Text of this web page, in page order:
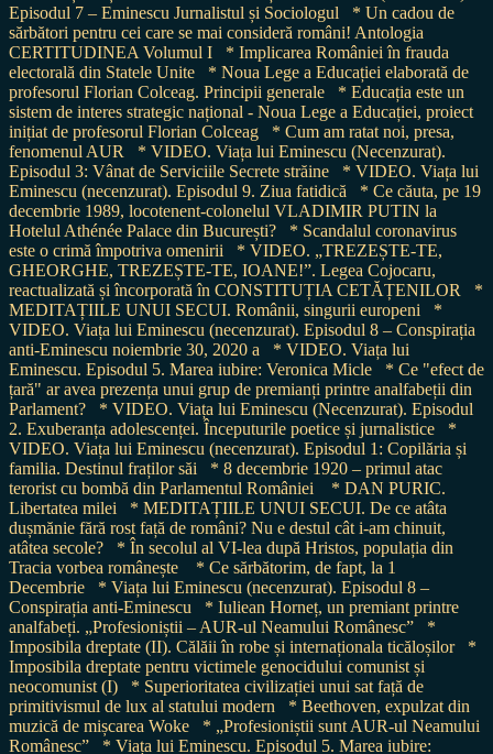
Episodul 7 – Eminescu Jurnalistul și Sociologul
* Un cadou de
sărbători pentru cei care se mai consideră români! Antologia
CERTITUDINEA Volumul I
* Implicarea României în frauda
electorală din Statele Unite
* Noua Lege a Educației elaborată de
profesorul Florian Colceag. Principii generale
* Educația este un
sistem de interes strategic național - Noua Lege a Educației, proiect
inițiat de profesorul Florian Colceag
* Cum am ratat noi, presa,
fenomenul AUR
* VIDEO. Viața lui Eminescu (Necenzurat).
Episodul 3: Vânat de Serviciile Secrete străine
* VIDEO. Viața lui
Eminescu (necenzurat). Episodul 9. Ziua fatidică
* Ce căuta, pe 19
decembrie 1989, locotenent-colonelul VLADIMIR PUTIN la
Hotelul Athénée Palace din București?
* Scandalul coronavirus
este o crimă împotriva omenirii
* VIDEO. „TREZEȘTE-TE,
GHEORGHE, TREZEȘTE-TE, IOANE!”. Legea Cojocaru,
reactualizată și încorporată în CONSTITUȚIA CETĂȚENILOR
*
MEDITAȚIILE UNUI SECUI. Românii, singurii europeni
*
VIDEO. Viața lui Eminescu (necenzurat). Episodul 8 – Conspirația
anti-Eminescu noiembrie 30, 2020 a
* VIDEO. Viața lui
Eminescu. Episodul 5. Marea iubire: Veronica Micle
* Ce "efect de
țară" ar avea prezența unui grup de premianți printre analfabeții din
Parlament?
* VIDEO. Viața lui Eminescu (Necenzurat). Episodul
2. Exuberanța adolescenței. Începuturile poetice și jurnalistice
*
VIDEO. Viața lui Eminescu (necenzurat). Episodul 1: Copilăria și
familia. Destinul fraților săi
* 8 decembrie 1920 – primul atac
terorist cu bombă din Parlamentul României
* DAN PURIC.
Libertatea milei
* MEDITAȚIILE UNUI SECUI. De ce atâta
dușmănie fără rost față de români? Nu e destul cât i-am chinuit,
atâtea secole?
* În secolul al VI-lea după Hristos, populația din
Tracia vorbea românește
* Ce sărbătorim, de fapt, la 1
Decembrie
* Viața lui Eminescu (necenzurat). Episodul 8 –
Conspirația anti-Eminescu
* Iuliean Horneț, un premiant printre
analfabeți. „Profesioniștii – AUR-ul Neamului Românesc”
*
Imposibila dreptate (II). Călăii în robe și internaționala ticăloșilor
*
Imposibila dreptate pentru victimele genocidului comunist și
neocomunist (I)
* Superioritatea civilizației unui sat față de
primitivismul de lux al statului modern
* Beethoven, expulzat din
muzică de mișcarea Woke
* „Profesioniștii sunt AUR-ul Neamului
Românesc”
* Viața lui Eminescu. Episodul 5. Marea iubire: